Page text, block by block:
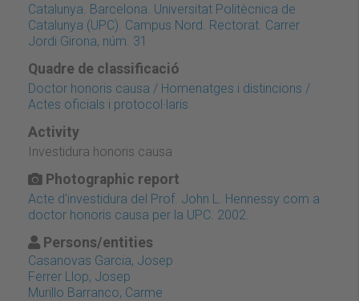
Catalunya. Barcelona. Universitat Politècnica de
Catalunya (UPC). Campus Nord. Rectorat. Carrer
Jordi Girona, núm. 31
Quadre de classificació
Doctor honoris causa / Homenatges i distincions /
Actes oficials i protocol·laris
Activity
Investidura honoris causa
Photographic report
Acte d'investidura del Prof. John L. Hennessy com a
doctor honoris causa per la UPC. 2002.
Persons/entities
Casanovas Garcia, Josep
Ferrer Llop, Josep
Murillo Barranco, Carme